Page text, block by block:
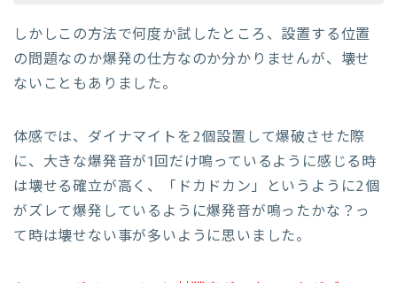
しかしこの方法で何度か試したところ、設置する位置
の問題なのか爆発の仕方なのか分かりませんが、壊せ
ないこともありました。
体感では、ダイナマイトを2個設置して爆破させた際
に、大きな爆発音が1回だけ鳴っているように感じる時
は壊せる確立が高く、「ドカドカン」というように2個
がズレて爆発しているように爆発音が鳴ったかな？っ
て時は壊せない事が多いように思いました。